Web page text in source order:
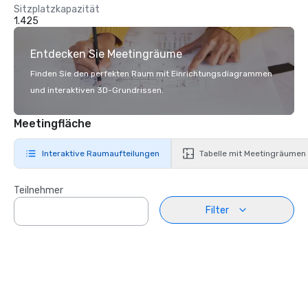
Sitzplatzkapazität
1.425
Entdecken Sie Meetingräume
Finden Sie den perfekten Raum mit Einrichtungsdiagrammen
und interaktiven 3D-Grundrissen.
Meetingfläche
Interaktive Raumaufteilungen Tabelle mit Meetingräumen
Teilnehmer
Filter